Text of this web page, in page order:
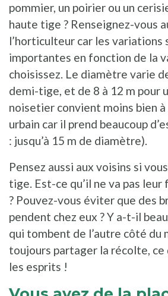
pommier, un poirier ou un
haute tige ? Renseignez-vous
l’horticulteur car les variations
importantes en fonction de la
choisissez. Le diamètre varie
demi-tige, et de 8 à 12 m pour
noisetier convient moins bien
urbain car il prend beaucoup
: jusqu’à 15 m de diamètre).
Pensez aussi aux voisins si
tige. Est-ce qu’il ne va pas
? Pouvez-vous éviter que des
pendent chez eux ? Y a-t-il
qui tombent de l’autre côté du
toujours partager la récolte, ce
les esprits !